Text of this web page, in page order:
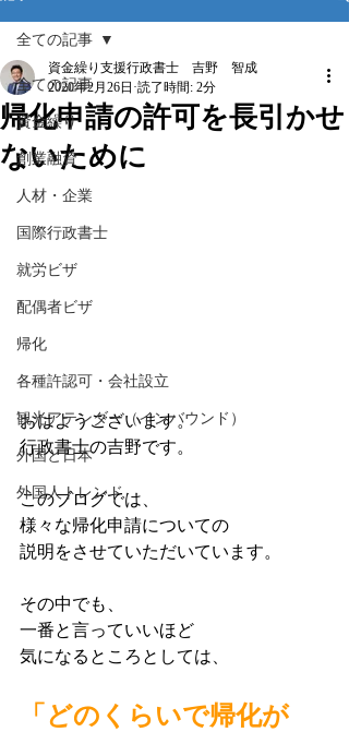
全ての記事
資金繰り
創業融資
人材・企業
国際行政書士
就労ビザ
配偶者ビザ
帰化
各種許認可・会社設立
観光アテンダー（インバウンド）
外国と日本
外国人トレンド
全ての記事
帰化申請の許可を長引かせ
ないために
資金繰り支援行政書士 吉野 智成
2020年2月26日 読了時間: 2分
おはようございます。
行政書士の吉野です。
このブログでは、
様々な帰化申請についての
説明をさせていただいています。
その中でも、
一番と言っていいほど
気になるところとしては、
「どのくらいで帰化が